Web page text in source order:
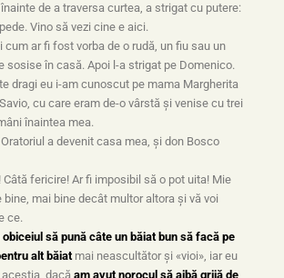
de a traversa curtea, a strigat cu putere:
Vino să vezi cine e aici.
cum ar fi fost vorba de o rudă, un fiu sau un
sosise în casă. Apoi l-a strigat pe Domenico.
dragi eu i-am cunoscut pe mama Margherita
cu care eram de-o vârstă şi venise cu trei
înaintea mea.
a devenit casa mea, şi don Bosco
Câtă fericire! Ar fi imposibil să o pot uita! Mie
mai bine decât multor altora şi vă voi
ce.
să pună câte un băiat bun să facă pe
alt băiatmai neascultător şi «vioi», iar eu
dacă am avut norocul să aibă grijă de